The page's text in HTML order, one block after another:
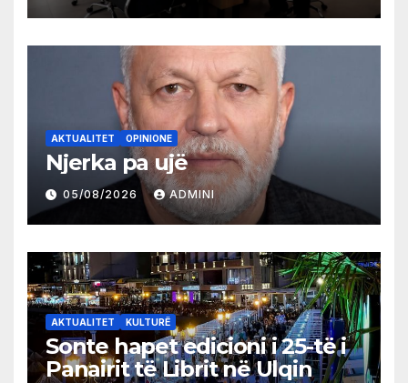
AKTUALITET OPINIONE
Njerka pa ujë
05/08/2026 ADMINI
AKTUALITET KULTURË
Sonte hapet edicioni i 25-të i
Panairit të Librit në Ulqin